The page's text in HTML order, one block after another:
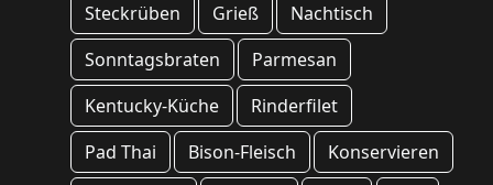
Steckrüben
Grieß
Nachtisch
Sonntagsbraten
Parmesan
Kentucky-Küche
Rinderfilet
Pad Thai
Bison-Fleisch
Konservieren